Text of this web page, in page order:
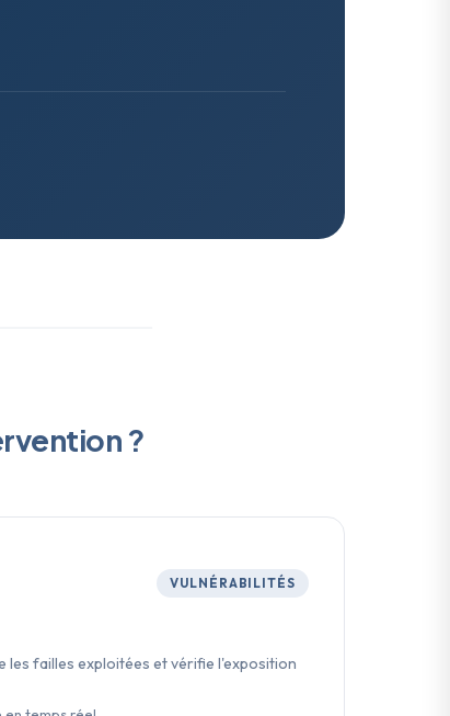
?
VULNÉRABILITÉS
failles exploitées et vérifie l'exposition